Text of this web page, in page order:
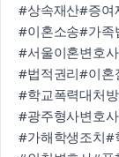
#상속재산#증여
#이혼소송#가족
#서울이혼변호사
#법적권리#이혼
#학교폭력대처
#광주형사변호사
#가해학생조치#